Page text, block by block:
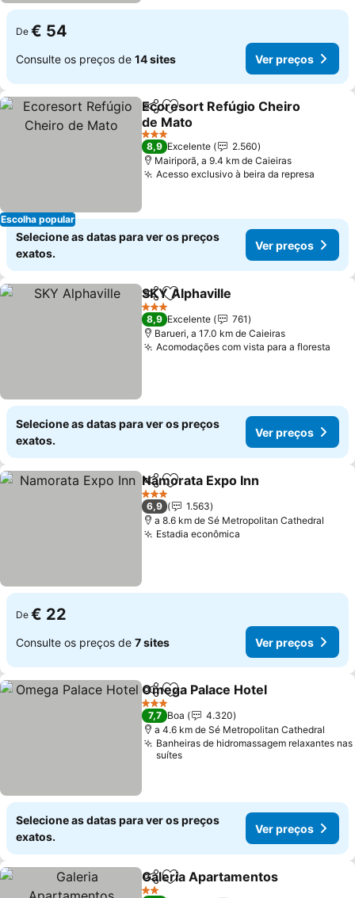
De € 54
Consulte os preços de 14 sites Ver preços
Escolha popular
PartilharAdicionar aos favoritos
Ecoresort Refúgio Cheiro
de Mato
3 Estrelas
8,9 Excelente
2.560
Mairiporã, a 9.4 km de Caieiras
Acesso exclusivo à beira da represa
Selecione as datas para ver os preços
exatos.
Ver preços
PartilharAdicionar aos favoritos
SKY Alphaville
3 Estrelas
8,9 Excelente
761
Barueri, a 17.0 km de Caieiras
Acomodações com vista para a floresta
Selecione as datas para ver os preços
exatos.
Ver preços
PartilharAdicionar aos favoritos
Namorata Expo Inn
3 Estrelas
6,9
1.563
a 8.6 km de Sé Metropolitan Cathedral
Estadia econômica
De € 22
Consulte os preços de 7 sites Ver preços
PartilharAdicionar aos favoritos
Omega Palace Hotel
3 Estrelas
7,7 Boa
4.320
a 4.6 km de Sé Metropolitan Cathedral
Banheiras de hidromassagem relaxantes nas
suítes
Selecione as datas para ver os preços
exatos.
Ver preços
PartilharAdicionar aos favoritos
Galeria Apartamentos
2 Estrelas